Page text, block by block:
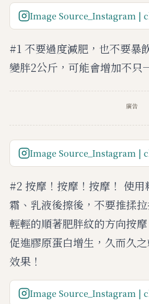
Image Source_Instagram |
#1 不要過度減肥，也不要暴
變胖2公斤，可能會增加不只
廣告
Image Source_Instagram |
#2 按摩！按摩！按摩！ 使
霜、乳液後擦後，不要推揉
輕輕的順著肥胖紋的方向按
促進膠原蛋白增生，久而久
效果！
Image Source_Instagram |